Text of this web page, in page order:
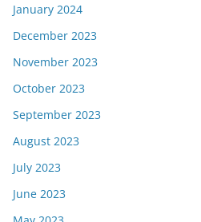
January 2024
December 2023
November 2023
October 2023
September 2023
August 2023
July 2023
June 2023